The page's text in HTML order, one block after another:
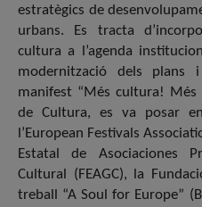
estratègics de
urbans. Es tracta
cultura a l’agenda
modernització dels plans
manifest “Més cultura! Més
de Cultura, es va posar
l’European Festivals
Estatal de Asociaciones
Cultural (FEAGC), la
treball “A Soul for Europe”